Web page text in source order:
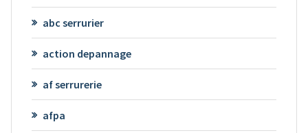
abc serrurier
action depannage
af serrurerie
afpa